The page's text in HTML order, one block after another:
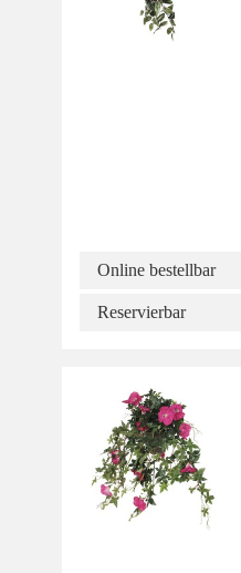
Online bestellbar
Reservierbar